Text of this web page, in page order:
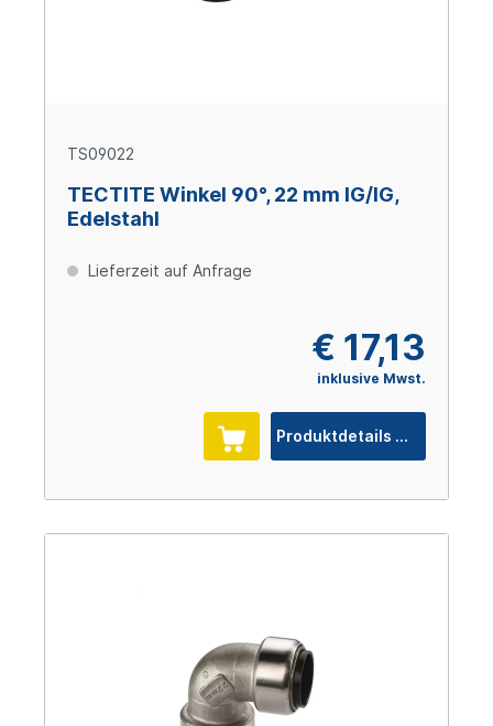
TS09022
TECTITE Winkel 90°, 22 mm IG/IG,
Edelstahl
Lieferzeit auf Anfrage
€ 17,13
inklusive Mwst.
Produktdetails